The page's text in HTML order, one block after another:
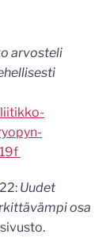
arvosteli
Uudet
osa